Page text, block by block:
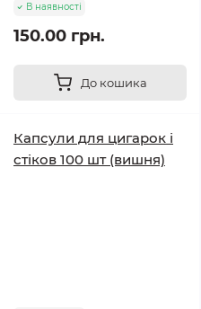
В наявності
150.00 грн.
До кошика
Капсули для цигарок і
стіков 100 шт (вишня)